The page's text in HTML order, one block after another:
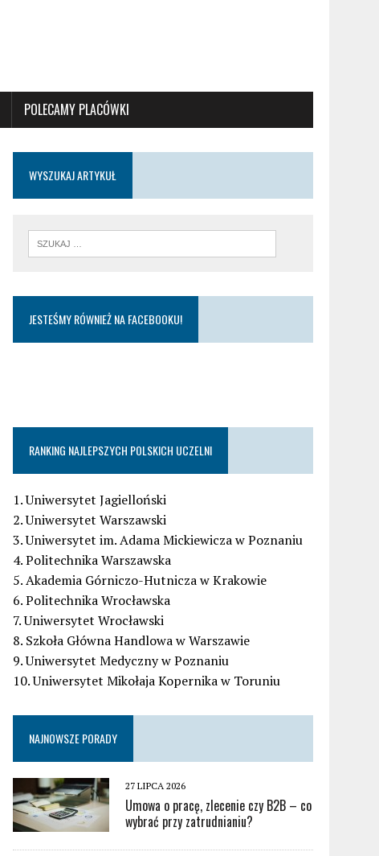
POLECAMY PLACÓWKI
WYSZUKAJ ARTYKUŁ
JESTEŚMY RÓWNIEŻ NA FACEBOOKU!
RANKING NAJLEPSZYCH POLSKICH UCZELNI
1. Uniwersytet Jagielloński
2. Uniwersytet Warszawski
3. Uniwersytet im. Adama Mickiewicza w Poznaniu
4. Politechnika Warszawska
5. Akademia Górniczo-Hutnicza w Krakowie
6. Politechnika Wrocławska
7. Uniwersytet Wrocławski
8. Szkoła Główna Handlowa w Warszawie
9. Uniwersytet Medyczny w Poznaniu
10. Uniwersytet Mikołaja Kopernika w Toruniu
NAJNOWSZE PORADY
27 LIPCA 2026
Umowa o pracę, zlecenie czy B2B – co
wybrać przy zatrudnianiu?